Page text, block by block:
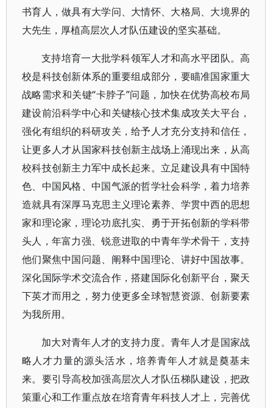
书育人，做具有大学问、大情怀、大格局、大境界的
大先生，厚植高层次人才队伍建设的坚实基础。
支持培育一大批学科领军人才和高水平团队。高
校是科技创新体系的重要组成部分，要瞄准国家重大
战略需求和关键“卡脖子”问题，加快在优势高校布局
建设前沿科学中心和关键核心技术集成攻关大平台，
强化有组织的科研攻关，给予人才充分支持和信任，
让更多人才从国家科技创新主战场上涌现出来，从高
校科技创新主力军中成长起来。立足建设具有中国特
色、中国风格、中国气派的哲学社会科学，着力培养
造就具有深厚马克思主义理论素养、学贯中西的思想
家和理论家，理论功底扎实、勇于开拓创新的学科带
头人，年富力强、锐意进取的中青年学术骨干，支持
他们聚焦中国问题、阐释中国理论、讲好中国故事。
深化国际学术交流合作，搭建国际化创新平台，聚天
下英才而用之，努力使更多全球智慧资源、创新要素
为我所用。
加大对青年人才的支持力度。青年人才是国家战
略人才力量的源头活水，培养青年人才就是奠基未
来。要引导高校加强高层次人才队伍梯队建设，把政
策重心和工作重点放在培育青年科技人才上，完善优